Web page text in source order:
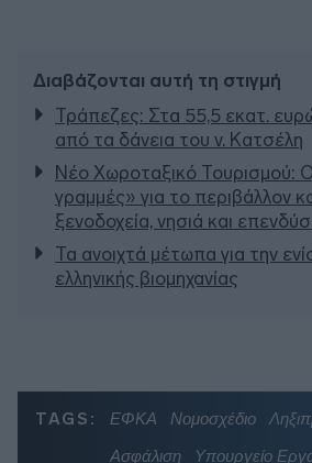
Διαβάζονται αυτή τη στιγμή
Τράπεζες: Στα 55,5 εκατ.
από τα δάνεια του ν. Κατσέλη
Νέο Χωροταξικό Τουρισμού:
γραμμές» για το περιβάλλον
ξενοδοχεία, νησιά και
Τα ανοιχτά μέτωπα για την
ελληνικής βιομηχανίας
TAGS: ΕΦΚΑ Νομοσχέδιο
Ασφάλιση
Υπουργείο